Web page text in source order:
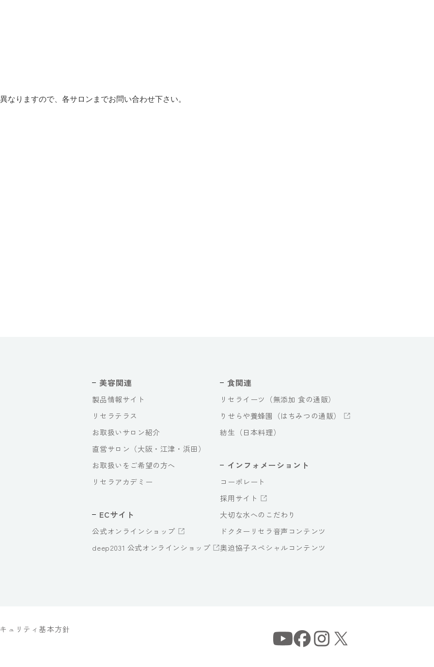
りますので、各サロンまでお問い合わせ下さい。
美容関連
製品情報サイト
リセラテラス
お取扱いサロン紹介
直営サロン（大阪・江津・浜田）
お取扱いをご希望の方へ
リセラアカデミー
ECサイト
公式オンラインショップ
deep2031 公式オンラインショップ
食関連
リセライーツ（無添加 食の通販）
りせらや養蜂園（はちみつの通販）
紡生（日本料理）
インフォメーショント
コーポレート
採用サイト
大切な水へのこだわり
ドクターリセラ音声コンテンツ
奥迫協子スペシャルコンテンツ
ュリティ基本方針